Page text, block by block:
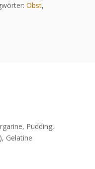
Obst,
Pudding,
Gelatine